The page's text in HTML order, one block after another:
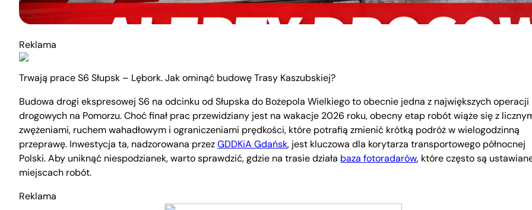
Reklama
Trwają prace S6 Słupsk – Lębork. Jak ominąć budowę Trasy Kaszubskiej?
Budowa drogi ekspresowej S6 na odcinku od Słupska do Bożepola Wielkiego to obecnie jedna z największych operacji
drogowych na Pomorzu. Choć finał prac przewidziany jest na wakacje 2026 roku, obecny etap robót wiąże się z
zwężeniami, ruchem wahadłowym i ograniczeniami prędkości, które potrafią zmienić krótką podróż w wielogodzinną
przeprawę. Inwestycja ta, nadzorowana przezGDDKiA Gdańsk, jest kluczowa dla korytarza transportowego północnej
Polski. Aby uniknąć niespodzianek, warto sprawdzić, gdzie na trasie działa baza fotoradarów, które często są
miejscach robót.
Reklama